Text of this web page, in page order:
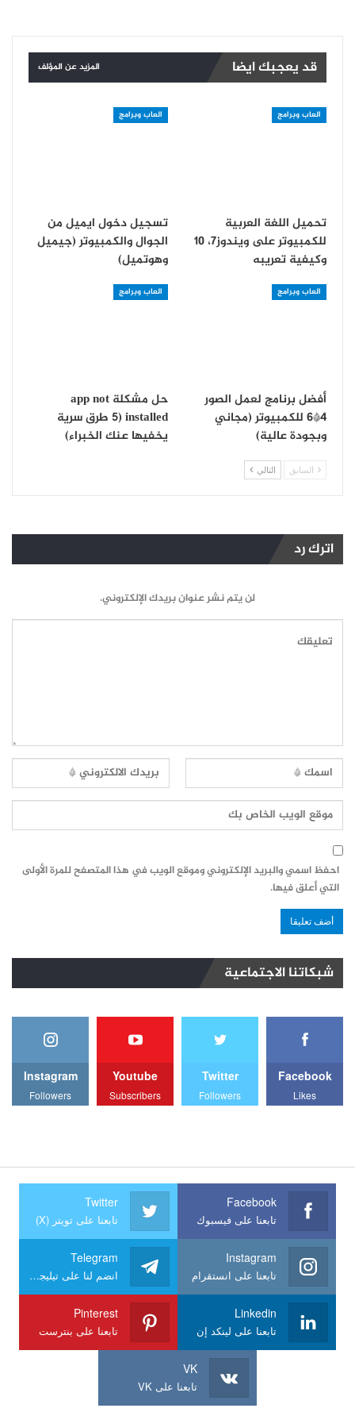
قد يعجبك ايضا المزيد عن المؤلف
العاب وبرامج
تحميل اللغة العربية
للكمبيوتر على ويندوز7، 10
وكيفية تعريبه
العاب وبرامج
تسجيل دخول ايميل من
الجوال والكمبيوتر (جيميل
وهوتميل)
العاب وبرامج
أفضل برنامج لعمل الصور
4*6 للكمبيوتر (مجاني
وبجودة عالية)
العاب وبرامج
حل مشكلة app not
installed (5 طرق سرية
يخفيها عنك الخبراء)
السابق التالي
اترك رد
لن يتم نشر عنوان بريدك الإلكتروني.
احفظ اسمي والبريد الإلكتروني وموقع الويب في هذا المتصفح للمرة الأولى
التي أعلق فيها.
شبكاتنا الاجتماعية
Facebook
Likes
Twitter
Followers
Youtube
Subscribers
Instagram
Followers
Facebook
تابعنا على فيسبوك
Twitter
تابعنا على تويتر (X)
Instagram
تابعنا على انستقرام
Telegram
انضم لنا على تيليجرام
Linkedin
تابعنا على لينكد إن
Pinterest
تابعنا على بنترست
VK
تابعنا على VK